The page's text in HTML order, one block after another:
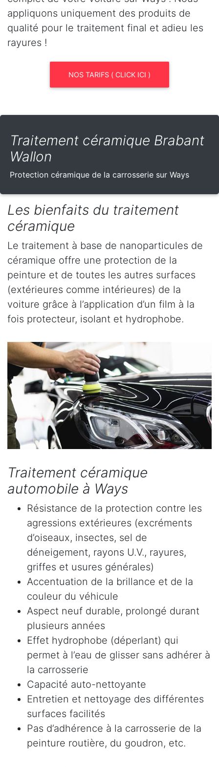
appliquons uniquement des produits de
qualité pour le traitement final et adieu les
rayures !
NOS TARIFS ( CLICK ICI )
Traitement céramique Brabant
Wallon
Protection céramique de la carrosserie sur Ways
Les bienfaits du traitement
céramique
Le traitement à base de nanoparticules de
céramique offre une protection de la
peinture et de toutes les autres surfaces
(extérieures comme intérieures) de la
voiture grâce à l’application d’un film à la
fois protecteur, isolant et hydrophobe.
Traitement céramique
automobile à Ways
Résistance de la protection contre les
agressions extérieures (excréments
d’oiseaux, insectes, sel de
déneigement, rayons U.V., rayures,
griffes et usures générales)
Accentuation de la brillance et de la
couleur du véhicule
Aspect neuf durable, prolongé durant
plusieurs années
Effet hydrophobe (déperlant) qui
permet à l’eau de glisser sans adhérer à
la carrosserie
Capacité auto-nettoyante
Entretien et nettoyage des différentes
surfaces facilités
Pas d’adhérence à la carrosserie de la
peinture routière, du goudron, etc.